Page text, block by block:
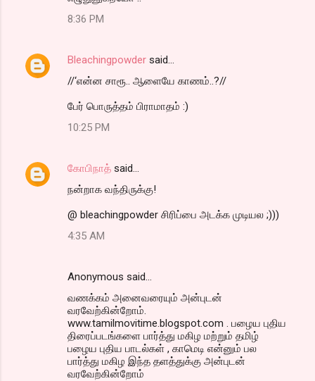
8:36 PM
Bleachingpowder said…
//‘என்ன சாரூ.. ஆளையே காணம்..?//
பேர் பொருத்தம் பிராமாதம் :)
10:25 PM
கோபிநாத் said…
நன்றாக வந்திருக்கு!
@ bleachingpowder சிரிப்பை அடக்க முடியல ;)))
4:35 AM
Anonymous said…
வணக்கம் அனைவரையும் அன்புடன்
வரவேற்கின்றோம்.
www.tamilmovitime.blogspot.com . பழைய புதிய
திரைப்படங்களை பார்த்து மகிழ மற்றும் தமிழ்
பழைய புதிய பாடல்கள் , காமெடி என்னும் பல
பார்த்து மகிழ இந்த தளத்துக்கு அன்புடன்
வரவேற்கின்றோம்